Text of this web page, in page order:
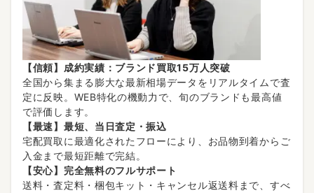
【信頼】成約実績：ブランド買取15万人突破
全国から集まる膨大な最新相場データをリアルタイムで査
定に反映。WEB特化の機動力で、旬のブランドも最高値
で評価します。
【最速】最短、当日査定・振込
宅配買取に最適化されたフローにより、お品物到着からご
入金まで最短距離で完結。
【安心】完全無料のフルサポート
送料・査定料・梱包キット・キャンセル返送料まで、すべ